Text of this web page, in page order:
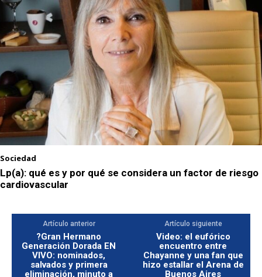
Sociedad
Lp(a): qué es y por qué se considera un factor de riesgo
cardiovascular
Artículo anterior
?Gran Hermano
Generación Dorada EN
VIVO: nominados,
salvados y primera
eliminación, minuto a
Artículo siguiente
Video: el eufórico
encuentro entre
Chayanne y una fan que
hizo estallar el Arena de
Buenos Aires